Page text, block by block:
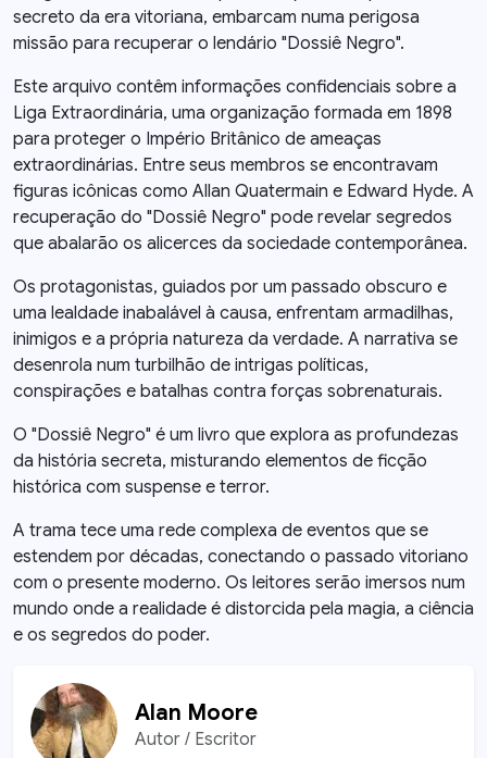
secreto da era vitoriana, embarcam numa perigosa
missão para recuperar o lendário "Dossiê Negro".
Este arquivo contêm informações confidenciais sobre a
Liga Extraordinária, uma organização formada em 1898
para proteger o Império Britânico de ameaças
extraordinárias. Entre seus membros se encontravam
figuras icônicas como Allan Quatermain e Edward Hyde. A
recuperação do "Dossiê Negro" pode revelar segredos
que abalarão os alicerces da sociedade contemporânea.
Os protagonistas, guiados por um passado obscuro e
uma lealdade inabalável à causa, enfrentam armadilhas,
inimigos e a própria natureza da verdade. A narrativa se
desenrola num turbilhão de intrigas políticas,
conspirações e batalhas contra forças sobrenaturais.
O "Dossiê Negro" é um livro que explora as profundezas
da história secreta, misturando elementos de ficção
histórica com suspense e terror.
A trama tece uma rede complexa de eventos que se
estendem por décadas, conectando o passado vitoriano
com o presente moderno. Os leitores serão imersos num
mundo onde a realidade é distorcida pela magia, a ciência
e os segredos do poder.
Alan Moore
Autor / Escritor